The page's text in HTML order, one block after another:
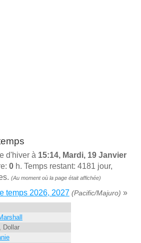
d'hiver à 15:14, Mardi, 19 Janvier
0h. Temps restant: 4181 jour,
(Au moment où la page était affichée)
temps 2026, 2027 (Pacific/Majuro) »
Dollar